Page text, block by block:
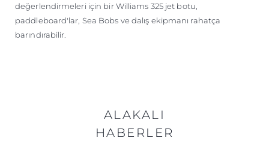
değerlendirmeleri için bir Williams 325 jet botu,
paddleboard'lar, Sea Bobs ve dalış ekipmanı rahatça
barındırabilir.
ALAKALI
HABERLER